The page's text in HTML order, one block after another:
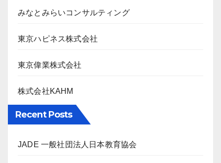
みなとみらいコンサルティング
東京ハピネス株式会社
東京偉業株式会社
株式会社KAHM
Recent Posts
JADE 一般社団法人日本教育協会